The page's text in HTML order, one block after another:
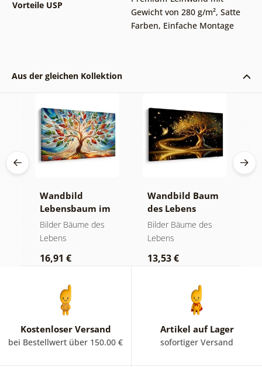
Vorteile USP
Gewicht von 280 g/m², Satte
Farben, Einfache Montage
Aus der gleichen Kollektion
Wandbild
Lebensbaum im
bunten
Glasfenster
Bilder Bäume des
Lebens
16,91 €
Wandbild Baum
des Lebens
goldene Magie
Bilder Bäume des
Lebens
13,53 €
Kostenloser Versand
bei Bestellwert über 150.00 €
Artikel auf Lager
sofortiger Versand